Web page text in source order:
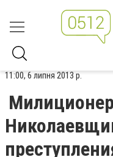
11:00, 6 липня 2013 р.